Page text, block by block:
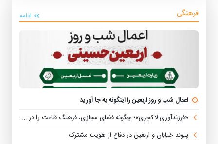
فرهنگی ادامه
اعمال شب و روز اربعین را اینگونه به جا آورید
«فرزندآوری لاکچری»؛ چگونه فضای مجازی، فرهنگ قناعت را در خانواده‌ها تضعیف می‌کند؟
پیوند خیابان و اربعین در دفاع از هویت مشترک